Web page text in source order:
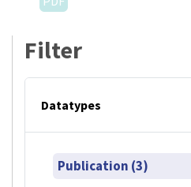
Filter
Datatypes
Publication (3)